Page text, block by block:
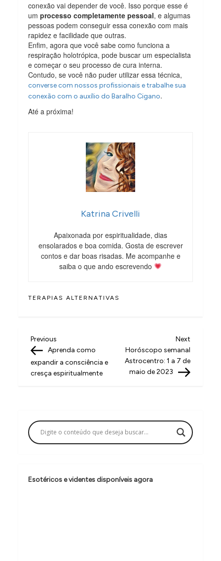
conexão vai depender de você. Isso porque esse é
umprocesso completamente pessoal, e algumas
pessoas podem conseguir essa conexão com mais
rapidez e facilidade que outras.
Enfim, agora que você sabe como funciona a
respiração holotrópica, pode buscar um especialista
e começar o seu processo de cura interna.
Contudo, se você não puder utilizar essa técnica,
converse com nossos profissionais e trabalhe sua
conexão com o auxílio do Baralho Cigano.
Até a próxima!
Katrina Crivelli
Apaixonada por espiritualidade, dias
ensolarados e boa comida. Gosta de escrever
contos e dar boas risadas. Me acompanhe e
saiba o que ando escrevendo
TERAPIAS ALTERNATIVAS
N
a
v
a
ç
o
d
Previous
Post
Previous
Aprenda como
expandir a consciência e
cresça espiritualmente
Next
Post
Next
Horóscopo semanal
Astrocentro: 1 a 7 de
maio de 2023
Esotéricos e videntes disponíveis agora